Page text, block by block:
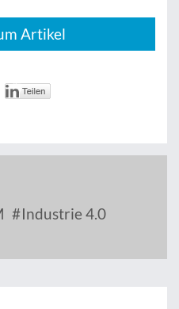
Artikel
Industrie 4.0